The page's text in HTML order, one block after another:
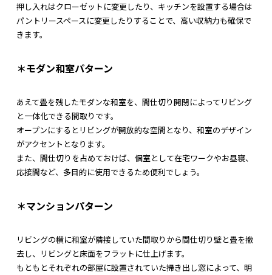
押し入れはクローゼットに変更したり、キッチンを設置する場合は
パントリースペースに変更したりすることで、高い収納力も確保で
きます。
＊モダン和室パターン
あえて畳を残したモダンな和室を、間仕切り開閉によってリビング
と一体化できる間取りです。
オープンにするとリビングが開放的な空間となり、和室のデザイン
がアクセントとなります。
また、間仕切りを占めておけば、個室として在宅ワークやお昼寝、
応接間など、多目的に使用できるため便利でしょう。
＊マンションパターン
リビングの横に和室が隣接していた間取りから間仕切り壁と畳を撤
去し、リビングと床面をフラットに仕上げます。
もともとそれぞれの部屋に設置されていた掃き出し窓によって、明